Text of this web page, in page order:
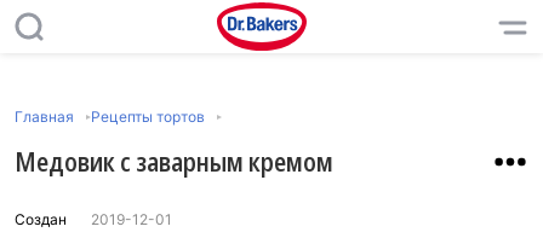
Главная Рецепты тортов
Медовик с заварным кремом
Создан 2019-12-01